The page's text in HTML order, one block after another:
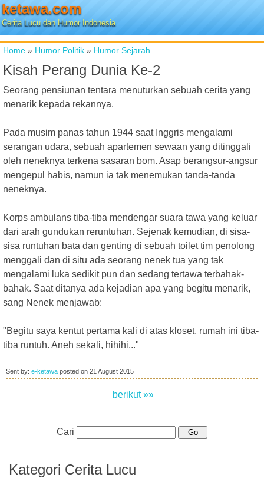
ketawa.com
Cerita Lucu dan Humor Indonesia
Home » Humor Politik » Humor Sejarah
Kisah Perang Dunia Ke-2
Seorang pensiunan tentara menuturkan sebuah cerita yang
menarik kepada rekannya.
Pada musim panas tahun 1944 saat Inggris mengalami
serangan udara, sebuah apartemen sewaan yang ditinggali
oleh neneknya terkena sasaran bom. Asap berangsur-angsur
mengepul habis, namun ia tak menemukan tanda-tanda
neneknya.
Korps ambulans tiba-tiba mendengar suara tawa yang keluar
dari arah gundukan reruntuhan. Sejenak kemudian, di sisa-
sisa runtuhan bata dan genting di sebuah toilet tim penolong
menggali dan di situ ada seorang nenek tua yang tak
mengalami luka sedikit pun dan sedang tertawa terbahak-
bahak. Saat ditanya ada kejadian apa yang begitu menarik,
sang Nenek menjawab:
"Begitu saya kentut pertama kali di atas kloset, rumah ini tiba-
tiba runtuh. Aneh sekali, hihihi..."
Sent by: e-ketawa posted on 21 August 2015
berikut »»
Cari
Kategori Cerita Lucu